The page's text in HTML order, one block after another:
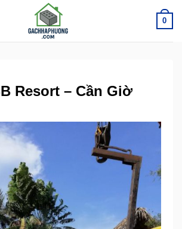
0
Resort – Cần Giờ